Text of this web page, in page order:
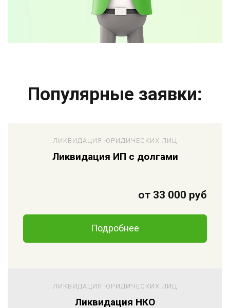
Популярные заявки:
ЛИКВИДАЦИЯ ЮРИДИЧЕСКИХ ЛИЦ
Ликвидация ИП с долгами
от 33 000 руб
Подробнее
ЛИКВИДАЦИЯ ЮРИДИЧЕСКИХ ЛИЦ
Ликвидация НКО